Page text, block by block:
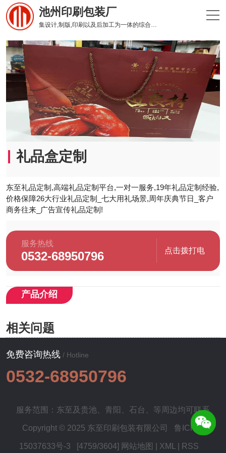
池州印刷包装厂
集设计,制版,印刷以及后加工为一体的综合性印刷企业
礼品盒定制
东至礼品定制,高端礼品定制平台,一对一服务,19年礼品定制经验,
价格保障26大行业礼品定制_七大用礼场景,周年庆典节日_客户
商务往来_广告宣传礼品定制!
服务热线
0532-68950796 点击拨打电
产品介绍
相关问题
免费咨询热线 / Hotline
0532-68950796
服务范围：东至及贵池 青阳 石台 、等周边均可联系
Copyright © 2025 东至印刷包装有限公司 鲁ICP备
15037633号-3 [4759/3604] 网站地图 XML RSS